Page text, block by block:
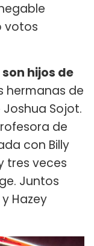
votos
hijos de
hermanas de
Joshua Sojot.
de
con Billy
tres veces
Juntos
Hazey